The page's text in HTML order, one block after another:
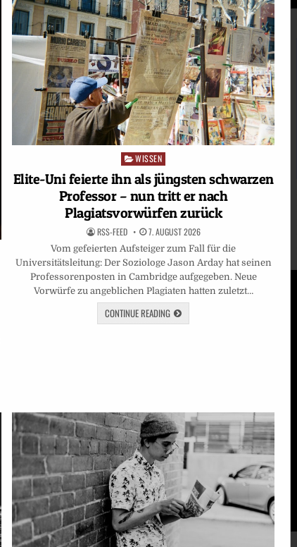
Posted
WISSEN
Elite-Uni feierte ihn als jüngsten schwarzen
Professor – nun tritt er nach
Plagiatsvorwürfen zurück
RSS-FEED 7. AUGUST 2026
Vom gefeierten Aufsteiger zum Fall für die
Universitätsleitung: Der Soziologe Jason Arday hat seinen
Professorenposten in Cambridge aufgegeben. Neue
Vorwürfe zu angeblichen Plagiaten hatten zuletzt…
CONTINUE READING